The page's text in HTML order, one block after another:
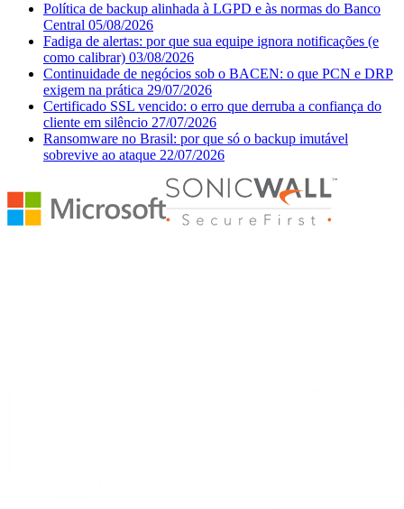
Política de backup alinhada à LGPD e às normas do Banco
Central 05/08/2026
Fadiga de alertas: por que sua equipe ignora notificações (e
como calibrar) 03/08/2026
Continuidade de negócios sob o BACEN: o que PCN e DRP
exigem na prática 29/07/2026
Certificado SSL vencido: o erro que derruba a confiança do
cliente em silêncio 27/07/2026
Ransomware no Brasil: por que só o backup imutável
sobrevive ao ataque 22/07/2026